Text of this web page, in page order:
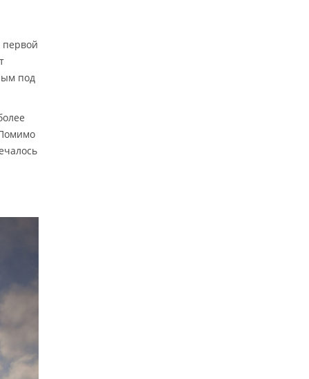
первой
под